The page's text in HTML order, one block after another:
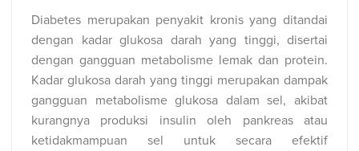
Diabetes merupakan penyakit kronis yang ditandai
dengan kadar glukosa darah yang tinggi, disertai
dengan gangguan metabolisme lemak dan protein.
Kadar glukosa darah yang tinggi merupakan dampak
gangguan metabolisme glukosa dalam sel, akibat
kurangnya produksi insulin oleh pankreas atau
ketidakmampuan sel untuk secara efektif